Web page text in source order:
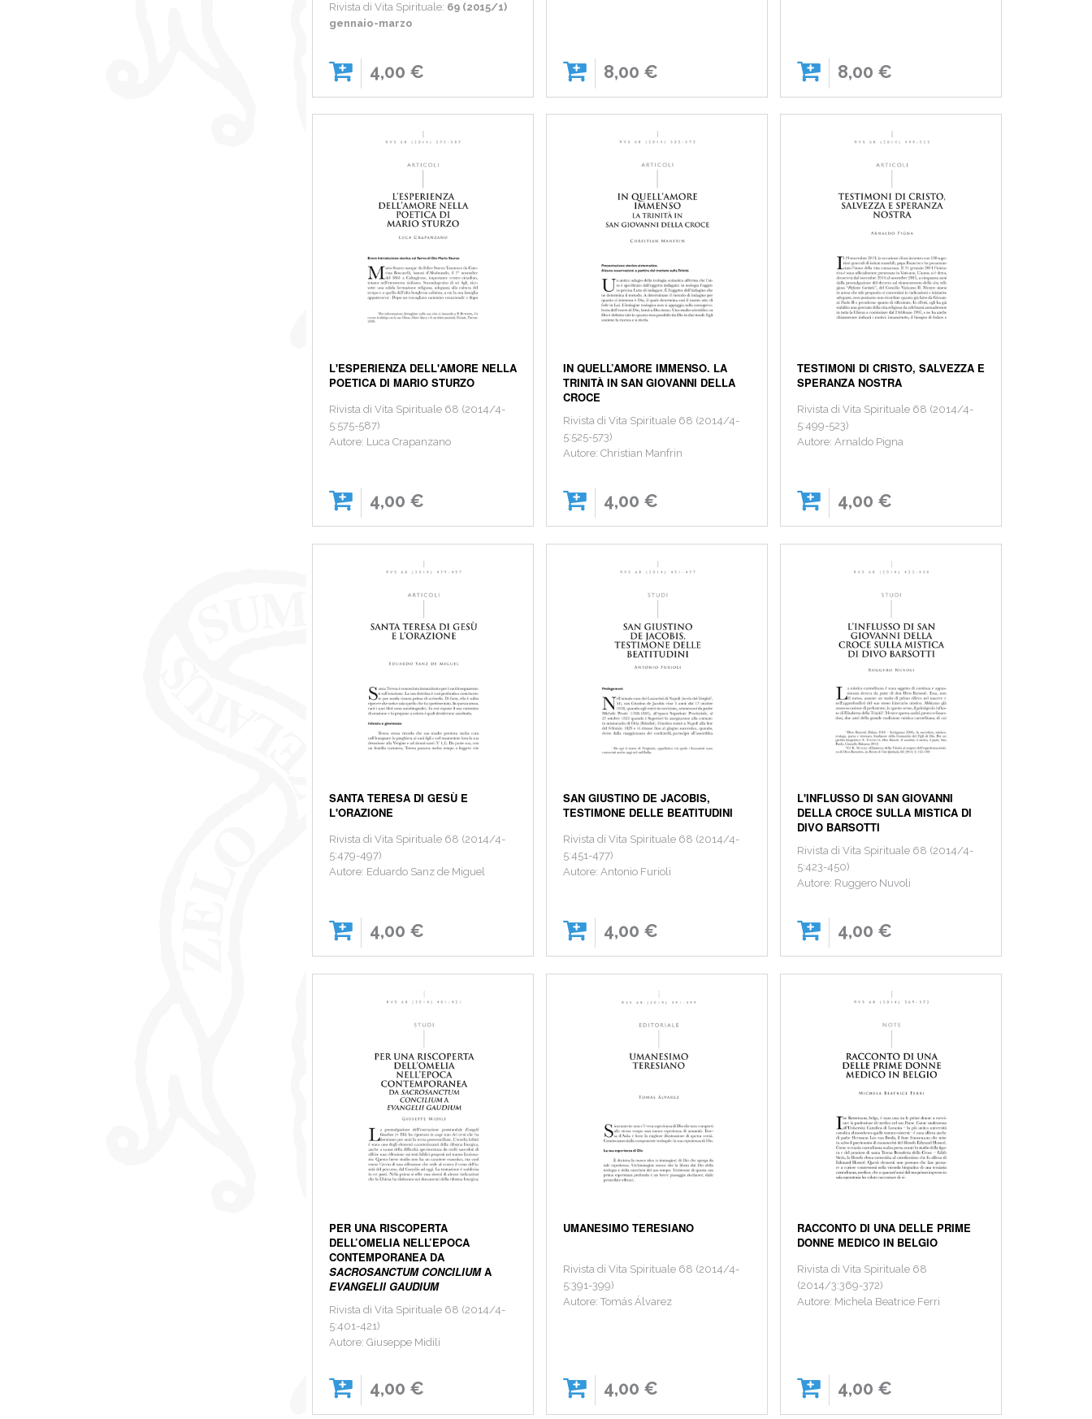
Rivista di Vita Spirituale: 69 (2015/1)
gennaio-marzo
4,00 € 8,00 € 8,00 €
L'ESPERIENZA DELL'AMORE NELLA
POETICA DI MARIO STURZO
Rivista di Vita Spirituale 68 (2014/4-
5:575-587)
Autore: Luca Crapanzano
4,00 €
IN QUELL’AMORE IMMENSO. LA
TRINITÀ IN SAN GIOVANNI DELLA
CROCE
Rivista di Vita Spirituale 68 (2014/4-
5:525-573)
Autore: Christian Manfrin
4,00 €
TESTIMONI DI CRISTO, SALVEZZA E
SPERANZA NOSTRA
Rivista di Vita Spirituale 68 (2014/4-
5:499-523)
Autore: Arnaldo Pigna
4,00 €
SANTA TERESA DI GESÙ E
L'ORAZIONE
Rivista di Vita Spirituale 68 (2014/4-
5:479-497)
Autore: Eduardo Sanz de Miguel
4,00 €
SAN GIUSTINO DE JACOBIS,
TESTIMONE DELLE BEATITUDINI
Rivista di Vita Spirituale 68 (2014/4-
5:451-477)
Autore: Antonio Furioli
4,00 €
L'INFLUSSO DI SAN GIOVANNI
DELLA CROCE SULLA MISTICA DI
DIVO BARSOTTI
Rivista di Vita Spirituale 68 (2014/4-
5:423-450)
Autore: Ruggero Nuvoli
4,00 €
PER UNA RISCOPERTA
DELL’OMELIA NELL’EPOCA
CONTEMPORANEA DA
SACROSANCTUM CONCILIUMA
EVANGELII GAUDIUM
Rivista di Vita Spirituale 68 (2014/4-
5:401-421)
Autore: Giuseppe Midili
4,00 €
UMANESIMO TERESIANO
Rivista di Vita Spirituale 68 (2014/4-
5:391-399)
Autore: Tomás Álvarez
4,00 €
RACCONTO DI UNA DELLE PRIME
DONNE MEDICO IN BELGIO
Rivista di Vita Spirituale 68
(2014/3:369-372)
Autore: Michela Beatrice Ferri
4,00 €